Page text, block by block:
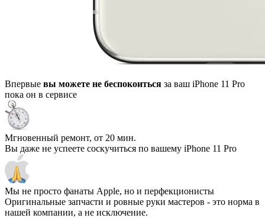
Впервые вы можете не беспокоиться за ваш iPhone 11 Pro
пока он в сервисе
Мгновенный ремонт, от 20 мин.
Вы даже не успеете соскучиться по вашему iPhone 11 Pro
Мы не просто фанаты Apple, но и перфекционисты
Оригинальные запчасти и ровные руки мастеров - это норма в
нашей компании, а не исключение.